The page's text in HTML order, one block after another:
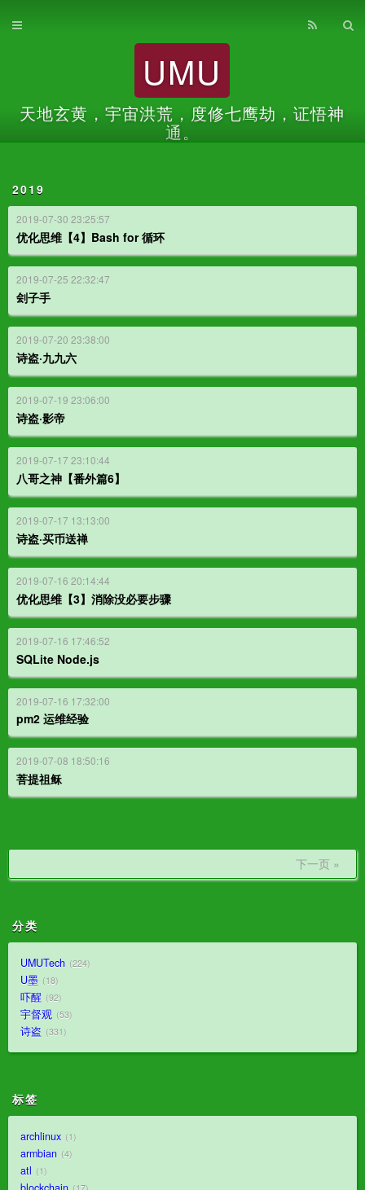
UMU
天地玄黄，宇宙洪荒，度修七鹰劫，证悟神
通。
2019
2019-07-30 23:25:57
优化思维【4】Bash for 循环
2019-07-25 22:32:47
刽子手
2019-07-20 23:38:00
诗盗·九九六
2019-07-19 23:06:00
诗盗·影帝
2019-07-17 23:10:44
八哥之神【番外篇6】
2019-07-17 13:13:00
诗盗·买币送禅
2019-07-16 20:14:44
优化思维【3】消除没必要步骤
2019-07-16 17:46:52
SQLite Node.js
2019-07-16 17:32:00
pm2 运维经验
2019-07-08 18:50:16
菩提祖稣
下一页 »
分类
UMUTech 224
U墨 18
吓醒 92
宇督观 53
诗盗 331
标签
archlinux 1
armbian 4
atl 1
首页
关于